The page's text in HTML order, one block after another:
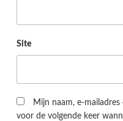
Site
Mijn naam, e-
voor de volgende keer